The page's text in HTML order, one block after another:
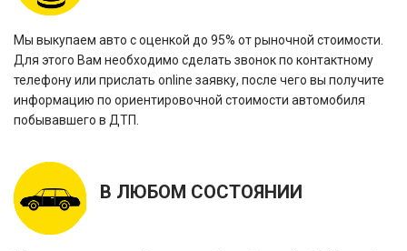
Мы выкупаем авто с оценкой до 95% от рыночной стоимости.
Для этого Вам необходимо сделать звонок по контактному
телефону или прислать online заявку, после чего вы получите
информацию по ориентировочной стоимости автомобиля
побывавшего в ДТП.
В ЛЮБОМ СОСТОЯНИИ